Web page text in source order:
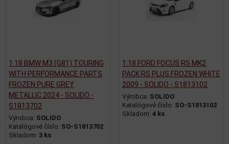
1:18 BMW M3 (G81) TOURING
WITH PERFORMANCE PARTS
FROZEN PURE GREY
METALLIC 2024 - SOLIDO -
S1813702
Výrobca: SOLIDO
Katalógové číslo: SO-S1813702
Skladom: 3 ks
1:18 FORD FOCUS RS MK2
PACK RS PLUS FROZEN WHITE
2009 - SOLIDO - S1813102
Výrobca: SOLIDO
Katalógové číslo: SO-S1813102
Skladom: 4 ks